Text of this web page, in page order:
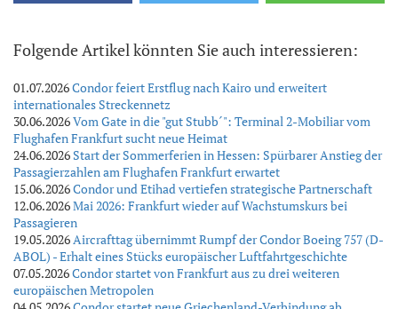
Folgende Artikel könnten Sie auch interessieren:
01.07.2026Condor feiert Erstflug nach Kairo und erweitert
internationales Streckennetz
30.06.2026Vom Gate in die "gut Stubb´": Terminal 2-Mobiliar vom
Flughafen Frankfurt sucht neue Heimat
24.06.2026 Start der Sommerferien in Hessen: Spürbarer Anstieg der
Passagierzahlen am Flughafen Frankfurt erwartet
15.06.2026Condor und Etihad vertiefen strategische Partnerschaft
12.06.2026Mai 2026: Frankfurt wieder auf Wachstumskurs bei
Passagieren
19.05.2026Aircrafttag übernimmt Rumpf der Condor Boeing 757 (D-
ABOL) - Erhalt eines Stücks europäischer Luftfahrtgeschichte
07.05.2026Condor startet von Frankfurt aus zu drei weiteren
europäischen Metropolen